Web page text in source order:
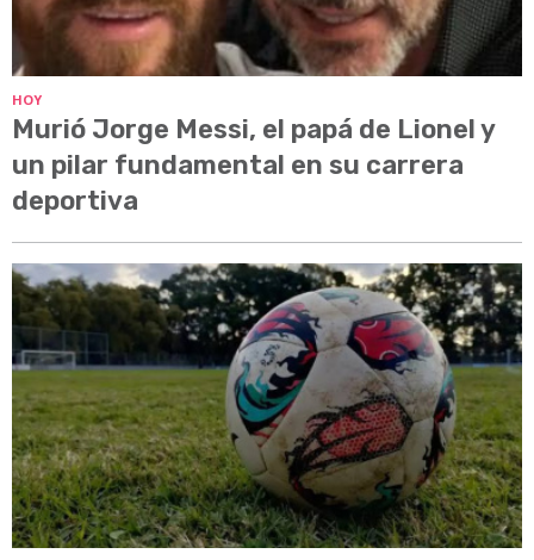
HOY
Murió Jorge Messi, el papá de Lionel y
un pilar fundamental en su carrera
deportiva